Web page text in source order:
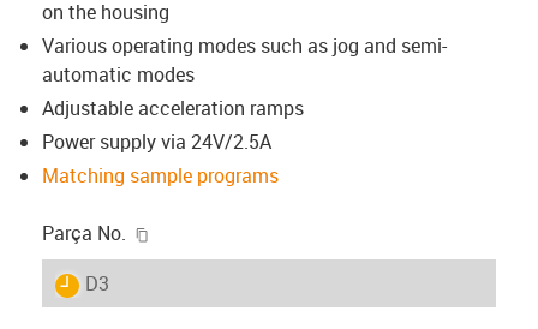
on the housing
Various operating modes such as jog and semi-
automatic modes
Adjustable acceleration ramps
Power supply via 24V/2.5A
Matching sample programs
Parça No.
igus-icon-lieferzeit
D3